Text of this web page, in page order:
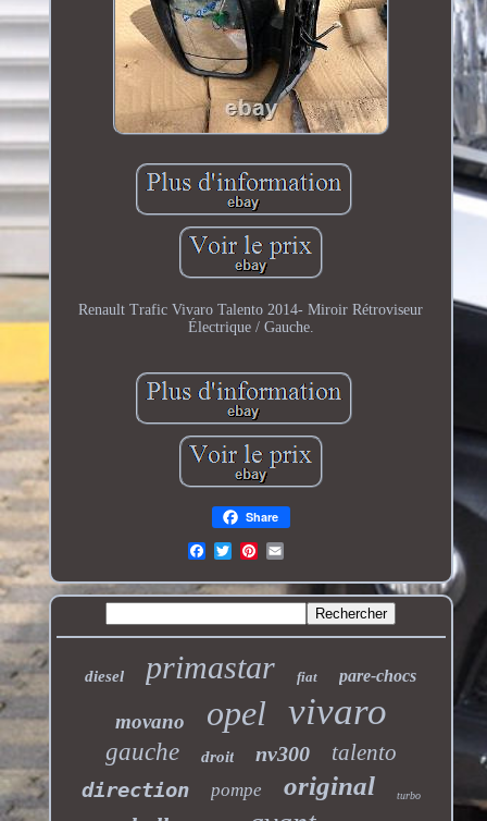
Renault Trafic Vivaro Talento 2014- Miroir Rétroviseur
Électrique / Gauche.
Share
diesel primastar fiat pare-chocs
movano opel vivaro
gauche droit nv300 talento
direction pompe original turbo